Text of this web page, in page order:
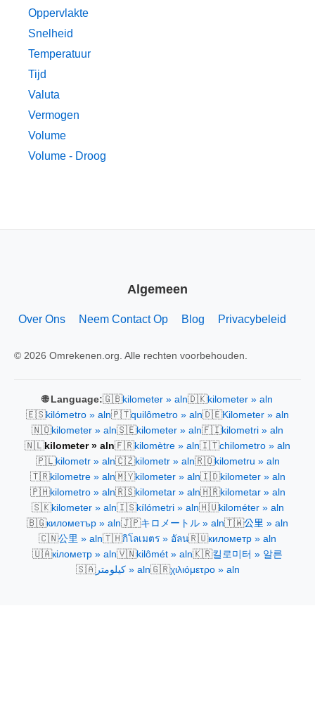
Oppervlakte
Snelheid
Temperatuur
Tijd
Valuta
Vermogen
Volume
Volume - Droog
Algemeen
Over Ons Neem Contact Op Blog Privacybeleid
© 2026 Omrekenen.org. Alle rechten voorbehouden.
🌐 Language:🇬🇧kilometer » aln🇩🇰kilometer » aln
🇪🇸kilómetro » aln🇵🇹quilômetro » aln🇩🇪Kilometer » aln
🇳🇴kilometer » aln🇸🇪kilometer » aln🇫🇮kilometri » aln
🇳🇱kilometer » aln🇫🇷kilomètre » aln🇮🇹chilometro » aln
🇵🇱kilometr » aln🇨🇿kilometr » aln🇷🇴kilometru » aln
🇹🇷kilometre » aln🇲🇾kilometer » aln🇮🇩kilometer » aln
🇵🇭kilometro » aln🇷🇸kilometar » aln🇭🇷kilometar » aln
🇸🇰kilometer » aln🇮🇸kílómetri » aln🇭🇺kilométer » aln
🇧🇬километър » aln🇯🇵キロメートル » aln🇹🇼公里 » aln
🇨🇳公里 » aln🇹🇭กิโลเมตร » อัลน🇷🇺километр » aln
🇺🇦кілометр » aln🇻🇳kilômét » aln🇰🇷킬로미터 » 알른
🇸🇦 كيلومتر » aln🇬🇷χιλιόμετρο » aln